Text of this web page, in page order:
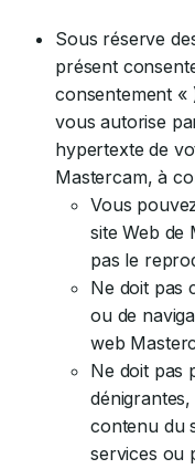
Sous réserve
présent
consentement «
vous autorise
hypertexte de
Mastercam, à
Vous
site Web de
pas le
Ne doit pas
ou de
web
Ne doit pas
contenu du
services ou